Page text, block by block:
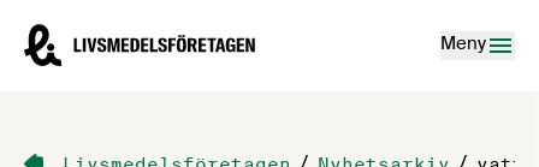
Livsmedelsföretagen – till startsidan
Meny